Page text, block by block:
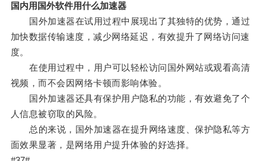
国内用国外软件用什么加速器
国外加速器在试用过程中展现出了其独特的优势，通过
加快数据传输速度，减少网络延迟，有效提升了网络访问速
度。
在使用过程中，用户可以轻松访问国外网站或观看高清
视频，而不会因网络卡顿而影响体验。
国外加速器还具有保护用户隐私的功能，有效避免了个
人信息被窃取的风险。
总的来说，国外加速器在提升网络速度、保护隐私等方
面效果显著，是网络用户提升体验的好选择。